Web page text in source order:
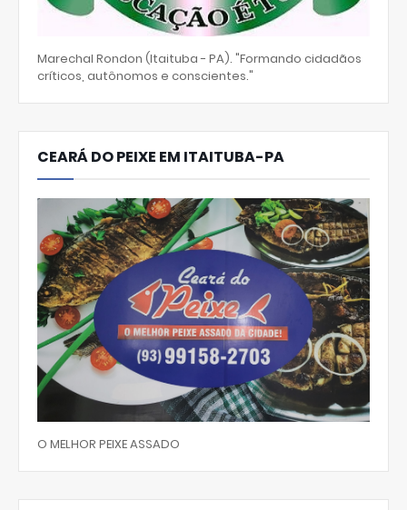
Marechal Rondon (Itaituba - PA). "Formando cidadãos
críticos, autônomos e conscientes."
CEARÁ DO PEIXE EM ITAITUBA-PA
O MELHOR PEIXE ASSADO